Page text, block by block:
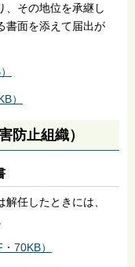
、その地位を承継し
書面を添えて届出が
）
防止組織）
任したときには、
70KB）